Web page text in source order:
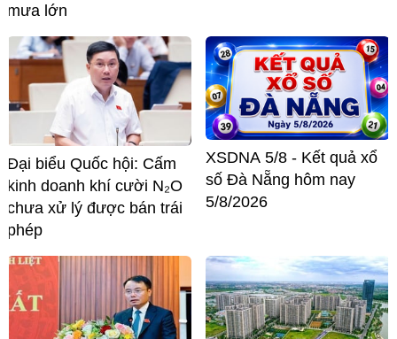
mưa lớn
Đại biểu Quốc hội: Cấm
kinh doanh khí cười N₂O
chưa xử lý được bán trái
phép
XSDNA 5/8 - Kết quả xổ
số Đà Nẵng hôm nay
5/8/2026